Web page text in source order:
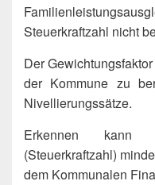
Steuerkraftzahl nicht
Der
der Kommune zu
Nivellierungssätze.
Erkennen kann
(Steuerkraftzahl)
dem Kommunalen